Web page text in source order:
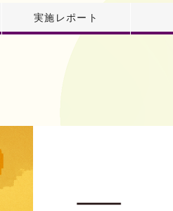
実施レポート